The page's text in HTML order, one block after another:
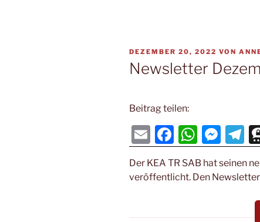
VERÖFFENTLICHT
AM
DEZEMBER 20, 2022 VON
Newsletter
Beitrag teilen:
E
m
ai
F
a
c
W
h
at
M
e
ss
T
el
e
Der KEA TR SAB hat seinen
veröffentlicht. Den